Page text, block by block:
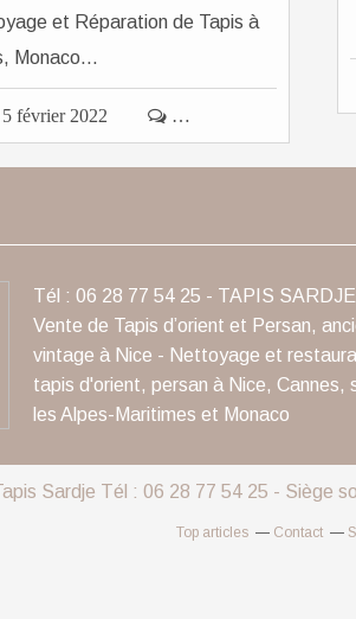
et Réparation de Tapis à
Monaco...
5 février 2022  …
Tél : 06 28 77 54 25 - TAPIS
Vente de Tapis d’orient et Persan,
vintage à Nice - Nettoyage et
tapis d'orient, persan à Nice, Cannes,
les Alpes-Maritimes et Monaco
Sardje Tél : 06 28 77 54 25 - Siège
Top articles Contact